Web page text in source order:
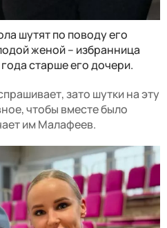
шутят по поводу его
женой – избранница
старше его дочери.
зато шутки на эту
чтобы вместе было
им Малафеев.